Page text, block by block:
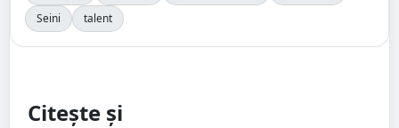
Seini
talent
Citește și